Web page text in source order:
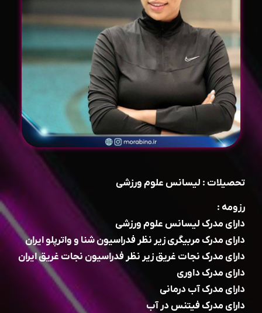
تحصیلات : لیسانس علوم ورزشی
رزومه :
دارای مدرک لیسانس علوم ورزشی
دارای مدرک مربیگری زیر نظر فدراسیون شنا و واترپلو ایران
دارای مدرک نجات غریق زیر نظر فدراسیون نجات غریق ایران
دارای مدرک داوری
دارای مدرک آب درمانی
دارای مدرک فیتنس در آب